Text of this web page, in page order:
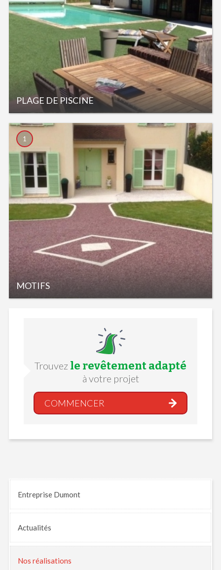
PLAGE DE PISCINE
MOTIFS
1
Trouvez le revêtement adapté
à votre projet
COMMENCER
Entreprise Dumont
Actualités
Nos réalisations